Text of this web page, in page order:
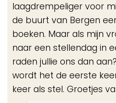
laagdrempeliger voor
de buurt van Bergen
boeken. Maar als mijn
naar een stellendag in
raden jullie ons dan
wordt het de eerste
keer als stel. Groetjes